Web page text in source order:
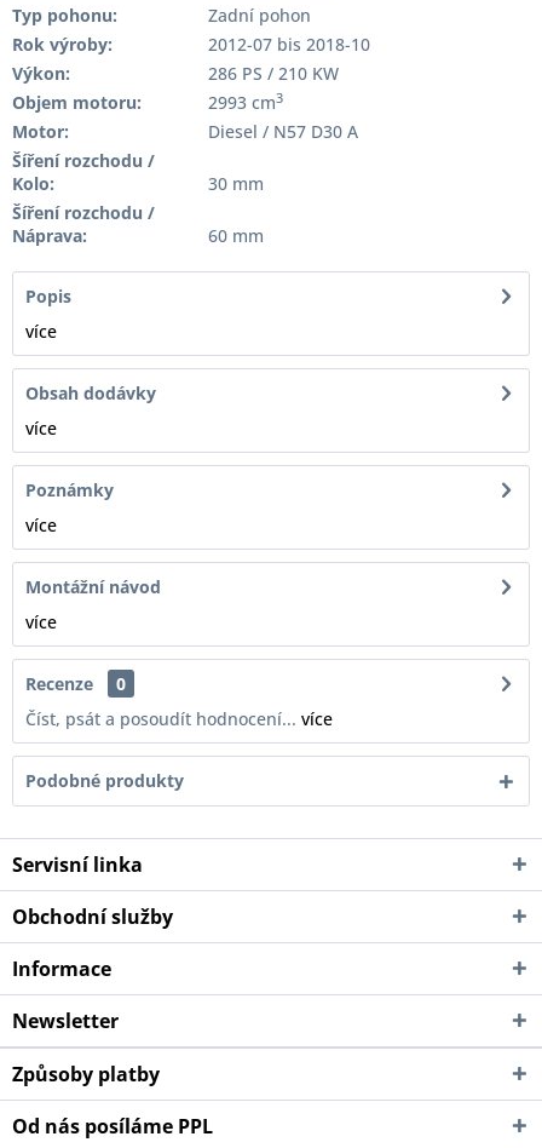
Typ pohonu:
Zadní pohon
Rok výroby:
2012-07 bis 2018-10
Výkon:
286 PS / 210 KW
Objem motoru:
2993 cm3
Motor:
Diesel / N57 D30 A
Šíření rozchodu /
Kolo:
30 mm
Šíření rozchodu /
Náprava:
60 mm
Popis
více
Obsah dodávky
více
Poznámky
více
Montážní návod
více
Recenze
0
Číst, psát a posoudít hodnocení... více
Podobné produkty
Servisní linka
Obchodní služby
Informace
Newsletter
Způsoby platby
Od nás posíláme PPL